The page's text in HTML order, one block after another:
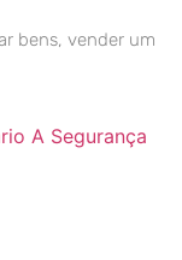
bens, vender um